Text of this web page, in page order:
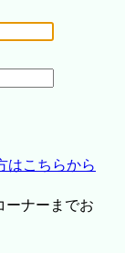
はこちらから
ーナーまでお